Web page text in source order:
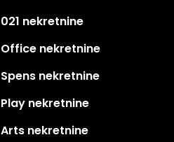
021 nekretnine
Office nekretnine
Spens nekretnine
Play nekretnine
Arts nekretnine